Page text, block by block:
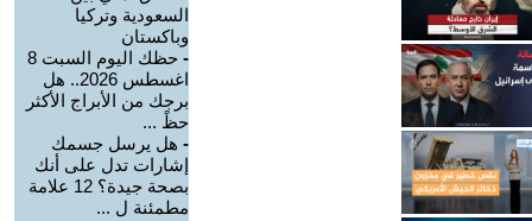
السعودية وتركيا
وباكستان
-
حظك اليوم السبت 8
اغسطس 2026.. هل
برجك من الأبراج الأكثر
حظً ...
- هل يرسل جسمك
إشارات تدل على أنك
بصحة جيدة؟ 12 علامة
مطمئنة ل ...